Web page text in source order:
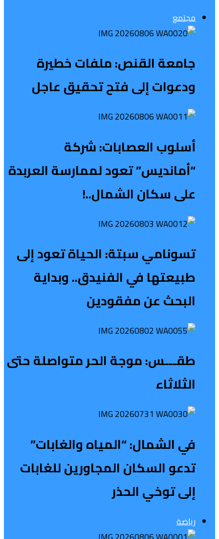
مجتمع
جامعة القنص: ملفات خطيرة
ودعوات إلى فتح تحقيق عاجل
أسلوب العصابات: شركة
“أمانديس” تعود لممارسة العربدة
على سكان الشمال..!
تسونامي سبتة: الحياة تعود إلى
طبيعتها في الفنيدق.. وبداية
البحث عن مفقودين
طقـــس: موجة الحر متواصلة حتى
الثلاثاء
في الشمال: “المياه والغابات”
تدعو السكان المجاورين للغابات
إلى توخي الحذر
رياضة